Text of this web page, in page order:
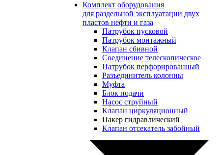
Комплект оборудования
для раздельной эксплуатации двух
пластов нефти и газа
Патрубок пусковой
Патрубок монтажный
Клапан сбивной
Соединение телескопическое
Патрубок перфорированный
Разъединитель колонны
Муфта
Блок подачи
Насос струйный
Клапан циркуляционный
Пакер гидравлический
Клапан отсекатель забойный